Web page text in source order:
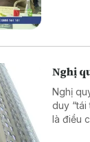
Nghị
Nghị
duy
là điều